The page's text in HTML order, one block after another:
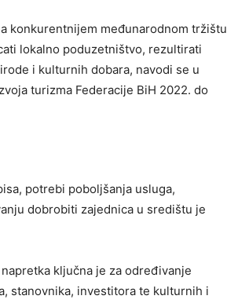
konkurentnijem međunarodnom tržištu
lokalno poduzetništvo, rezultirati
i kulturnih dobara, navodi se u
turizma Federacije BiH 2022. do
potrebi poboljšanja usluga,
dobrobiti zajednica u središtu je
ključna je za određivanje
stanovnika, investitora te kulturnih i